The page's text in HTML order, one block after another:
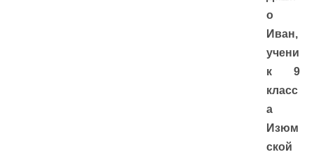
о
Иван,
учени
к 9
класс
а
Изюм
ской